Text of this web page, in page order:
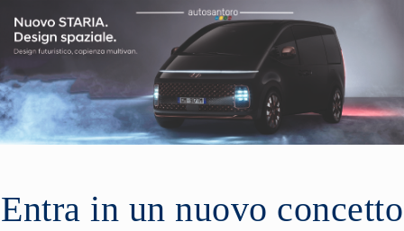
Entra in un nuovo concetto